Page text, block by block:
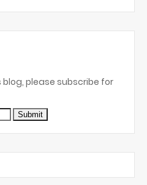
please subscribe for